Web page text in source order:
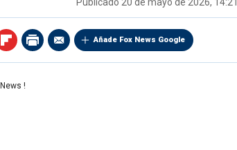
Publicado 20 de mayo de 2026,
Añade Fox News Google
!